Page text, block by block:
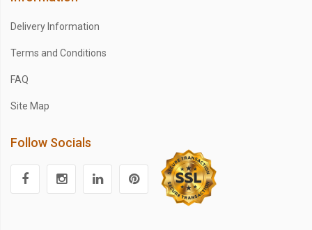
Delivery Information
Terms and Conditions
FAQ
Site Map
Follow Socials